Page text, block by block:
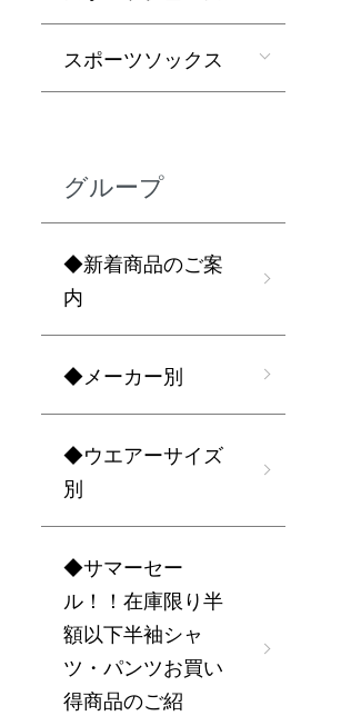
スポーツソックス
グループ
◆新着商品のご案
内
◆メーカー別
◆ウエアーサイズ
別
◆サマーセー
ル！！在庫限り半
額以下半袖シャ
ツ・パンツお買い
得商品のご紹